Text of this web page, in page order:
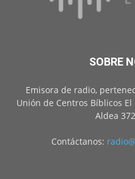
SOBRE
Emisora de radio,
Unión de Centros Bíblicos
Aldea
Contáctanos: